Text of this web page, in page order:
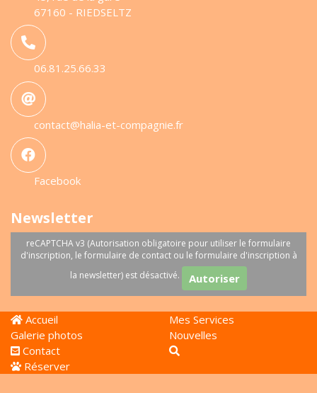
67160 - RIEDSELTZ
06.81.25.66.33
contact@halia-et-compagnie.fr
Facebook
Newsletter
reCAPTCHA v3 (Autorisation obligatoire pour utiliser le formulaire
d'inscription, le formulaire de contact ou le formulaire d'inscription à
la newsletter) est désactivé.
Autoriser
Accueil
Mes Services
Galerie photos
Nouvelles
Contact
Réserver